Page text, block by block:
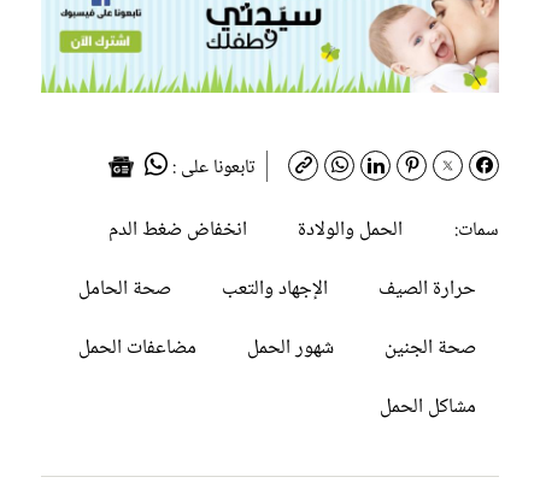
تابعونا على :
سمات:
الحمل والولادة
انخفاض ضغط الدم
حرارة الصيف
الإجهاد والتعب
صحة الحامل
صحة الجنين
شهور الحمل
مضاعفات الحمل
مشاكل الحمل